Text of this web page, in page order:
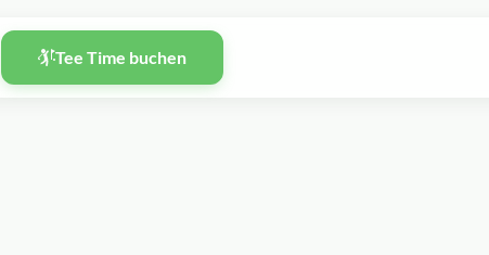
Tee Time buchen